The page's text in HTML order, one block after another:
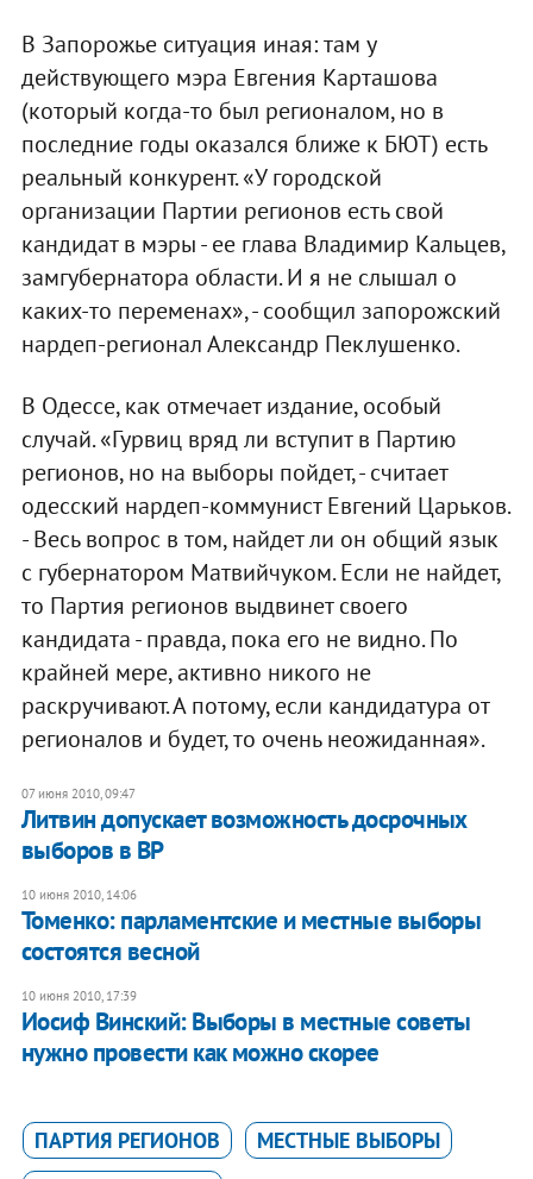
В Запорожье ситуация иная: там у
действующего мэра Евгения Карташова
(который когда-то был регионалом, но в
последние годы оказался ближе к БЮТ) есть
реальный конкурент. «У городской
организации Партии регионов есть свой
кандидат в мэры - ее глава Владимир Кальцев,
замгубернатора области. И я не слышал о
каких-то переменах», - сообщил запорожский
нардеп-регионал Александр Пеклушенко.
В Одессе, как отмечает издание, особый
случай. «Гурвиц вряд ли вступит в Партию
регионов, но на выборы пойдет, - считает
одесский нардеп-коммунист Евгений Царьков.
- Весь вопрос в том, найдет ли он общий язык
с губернатором Матвийчуком. Если не найдет,
то Партия регионов выдвинет своего
кандидата - правда, пока его не видно. По
крайней мере, активно никого не
раскручивают. А потому, если кандидатура от
регионалов и будет, то очень неожиданная».
07 июня 2010, 09:47
Литвин допускает возможность досрочных
выборов в ВР
10 июня 2010, 14:06
Томенко: парламентские и местные выборы
состоятся весной
10 июня 2010, 17:39
Иосиф Винский: Выборы в местные советы
нужно провести как можно скорее
ПАРТИЯ РЕГИОНОВ
МЕСТНЫЕ ВЫБОРЫ